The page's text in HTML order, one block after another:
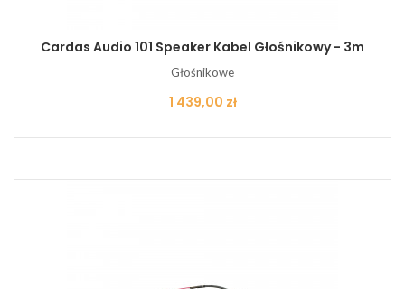
Cardas Audio 101 Speaker Kabel Głośnikowy - 3m
Głośnikowe
Cena
1 439,00 zł